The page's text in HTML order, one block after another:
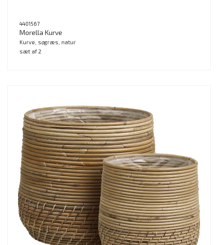
4401567
Morella Kurve
Kurve, søgræs, natur
sæt af 2